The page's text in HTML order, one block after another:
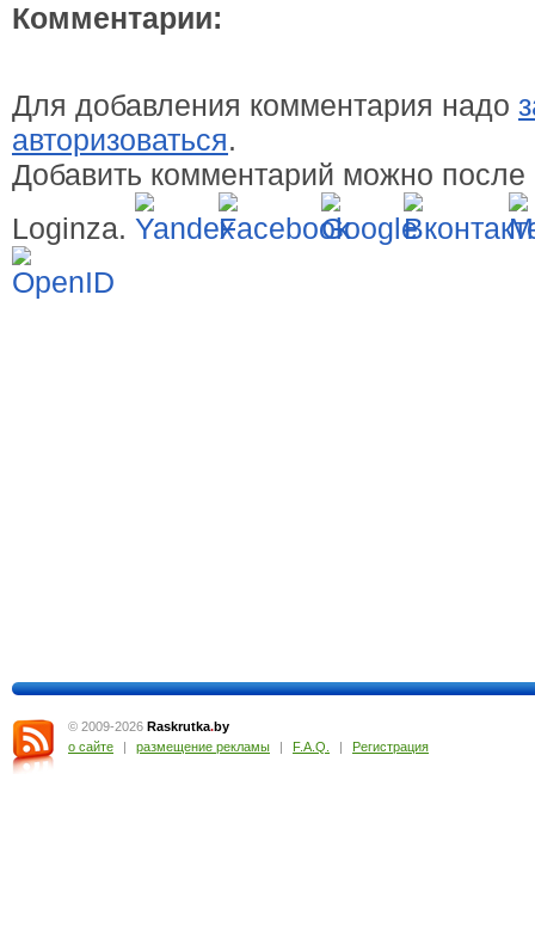
Комментарии:
Для добавления комментария надо
авторизоваться.
Добавить комментарий можно после
Loginza.
© 2009-2026 Raskrutka.by
о сайте
| размещение рекламы | F.A.Q. | Регистрация